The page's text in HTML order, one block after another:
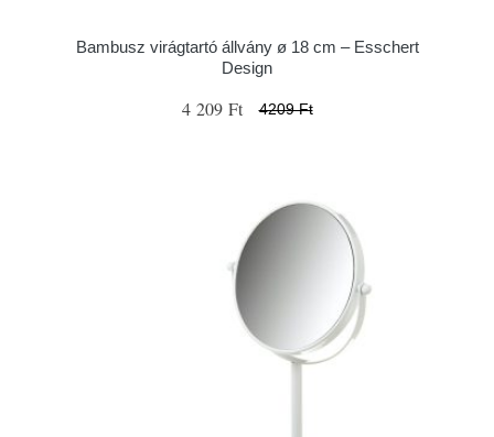
Bambusz virágtartó állvány ø 18 cm – Esschert
Design
4 209 Ft 4209 Ft